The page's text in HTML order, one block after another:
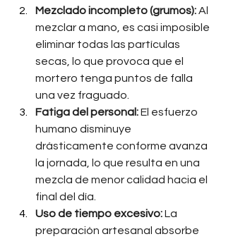
Mezclado incompleto (grumos): Al
mezclar a mano, es casi imposible
eliminar todas las partículas
secas, lo que provoca que el
mortero tenga puntos de falla
una vez fraguado.
Fatiga del personal: El esfuerzo
humano disminuye
drásticamente conforme avanza
la jornada, lo que resulta en una
mezcla de menor calidad hacia el
final del día.
Uso de tiempo excesivo: La
preparación artesanal absorbe